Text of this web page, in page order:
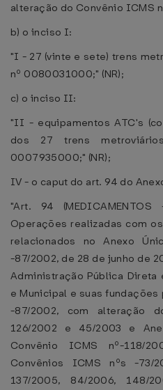
alteração do Convênio ICMS
b) o inciso I:
"I - 27 (vinte e sete) trens
nº 0080031000;" (NR);
c) o inciso II:
"II - equipamentos ATC's
dos 27 trens
0007935000;" (NR);
IV - o caput do art. 94 do
"Art. 94
Operações realizadas com
relacionados no Anexo
-87/2002, de 28 de junho de
Administração Pública Direta
e Municipal e suas fundações
-87/2002, com alteração
126/2002 e 45/2003 e
Convênio ICMS nº-118/
Convênios ICMS nºs -73/
137/2005, 84/2006, 148/